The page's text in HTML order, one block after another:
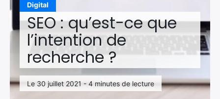
Digital
SEO : qu’est-ce que
l’intention de
recherche ?
Le 30 juillet 2021 - 4 minutes de lecture